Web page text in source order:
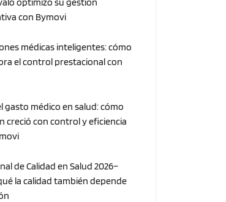
con Bymovi
médicas inteligentes: cómo
el control prestacional con
gasto médico en salud: cómo
creció con control y eficiencia
de Calidad en Salud 2026–
la calidad también depende